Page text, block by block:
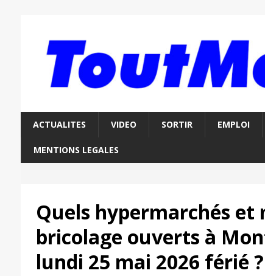
ACTUALITES VIDEO SORTIR EMPLOI
MENTIONS LEGALES
Quels hypermarchés et
bricolage ouverts à
lundi 25 mai 2026 férié ?